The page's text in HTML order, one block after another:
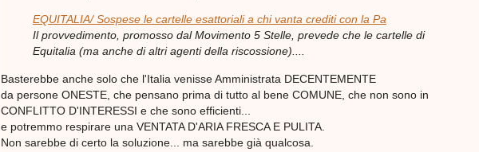
EQUITALIA/Sospese le cartelle esattoriali a chi vanta crediti con la Pa
Il provvedimento, promosso dalMovimento 5 Stelle, prevede che le cartelle di
Equitalia (ma anche di altri agenti della riscossione)....
Basterebbe anche solo che l'Italia venisse Amministrata DECENTEMENTE
da persone ONESTE, che pensano prima di tutto al bene COMUNE, che non sono in
CONFLITTO D'INTERESSI e che sono efficienti...
e potremmo respirare una VENTATA D'ARIA FRESCA E PULITA.
Non sarebbe di certo la soluzione... ma sarebbe già qualcosa.